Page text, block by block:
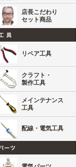
店長こだわり
セット商品
リペア工具
クラフト・
製作工具
メインテナンス
工具
配線・電気工具